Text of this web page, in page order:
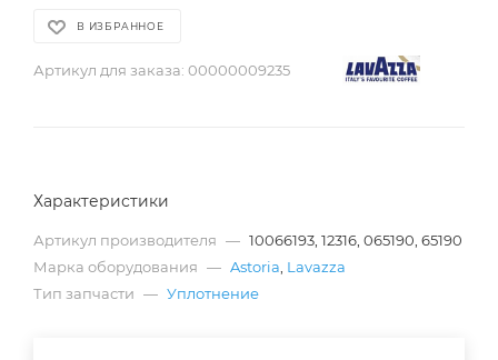
В ИЗБРАННОЕ
Артикул для заказа: 00000009235
Характеристики
Артикул производителя — 10066193, 12316, 065190, 65190
Марка оборудования — Astoria Lavazza
Тип запчасти — Уплотнение